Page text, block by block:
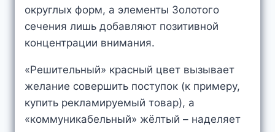
округлых форм, а элементы Золотого
сечения лишь добавляют позитивной
концентрации внимания.
«Решительный» красный цвет вызывает
желание совершить поступок (к примеру,
купить рекламируемый товар), а
«коммуникабельный» жёлтый – наделяет